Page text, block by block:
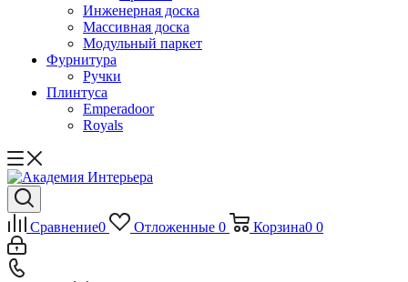
Инженерная доска
Массивная доска
Модульный паркет
Фурнитура
Ручки
Плинтуса
Emperadoor
Royals
Сравнение0 Отложенные 0 Корзина0 0